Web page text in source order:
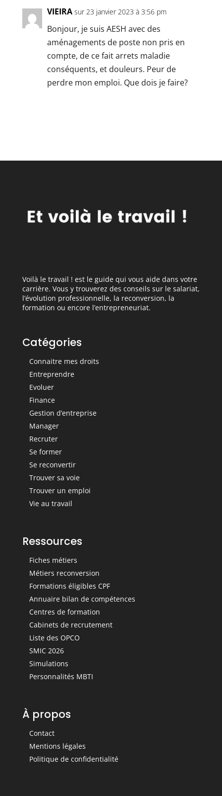
VIEIRA sur 23 janvier 2023 à 3:56 pm
Bonjour, je suis AESH avec des
aménagements de poste non pris en
compte, de ce fait arrets maladie
conséquents, et douleurs. Peur de
perdre mon emploi. Que dois je faire?
Voilà le travail ! est le guide qui vous aide dans votre
carrière. Vous y trouverez des conseils sur le salariat,
l’évolution professionnelle, la reconversion, la
formation ou encore l’entrepreneuriat.
Catégories
Connaitre mes droits
Entreprendre
Evoluer
Finance
Gestion d’entreprise
Manager
Recruter
Se former
Se reconvertir
Trouver sa voie
Trouver un emploi
Vie au travail
Ressources
Fiches métiers
Métiers reconversion
Formations éligibles CPF
Annuaire bilan de compétences
Centres de formation
Cabinets de recrutement
Liste des OPCO
SMIC 2026
Simulations
Personnalités MBTI
À propos
Contact
Mentions légales
Politique de confidentialité